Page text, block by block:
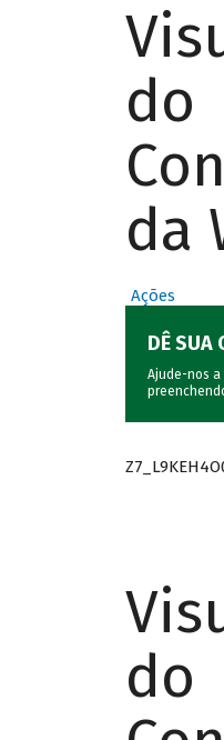
do
da
Ações
DÊ SUA
Ajude-nos a
do